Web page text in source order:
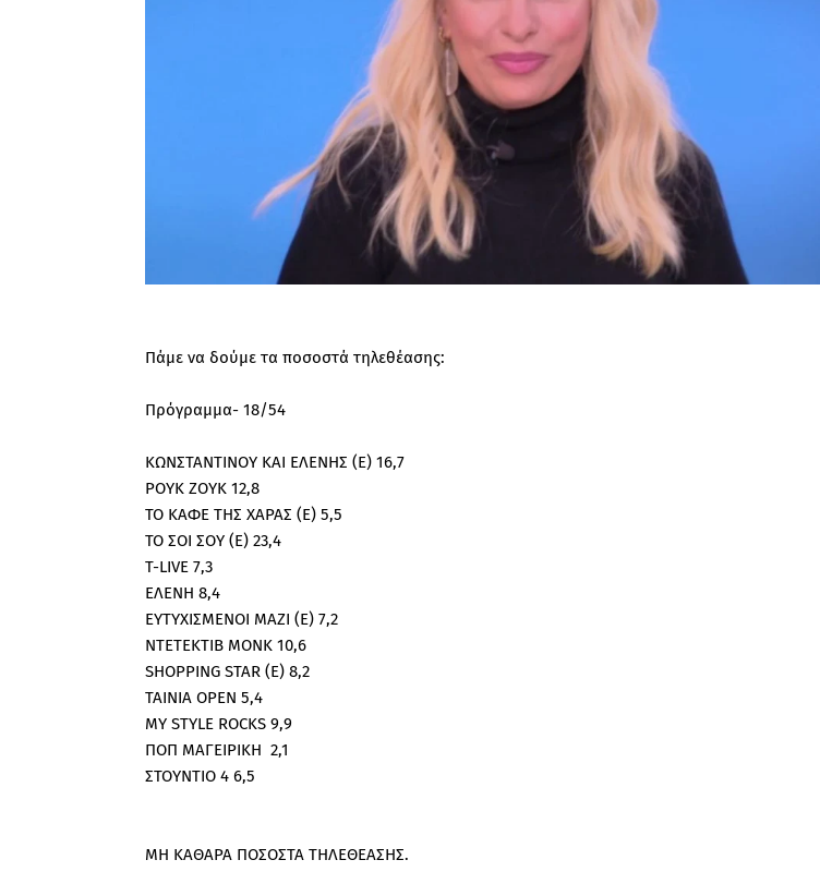
Πάμε να δούμε τα ποσοστά τηλεθέασης:
Πρόγραμμα- 18/54
ΚΩΝΣΤΑΝΤΙΝΟΥ ΚΑΙ ΕΛΕΝΗΣ (Ε) 16,7
ΡΟΥΚ ΖΟΥΚ 12,8
ΤΟ ΚΑΦΕ ΤΗΣ ΧΑΡΑΣ (Ε) 5,5
ΤΟ ΣΟΙ ΣΟΥ (Ε) 23,4
T-LIVE 7,3
ΕΛΕΝΗ 8,4
ΕΥΤΥΧΙΣΜΕΝΟΙ ΜΑΖΙ (Ε) 7,2
ΝΤΕΤΕΚΤΙΒ ΜΟΝΚ 10,6
SHOPPING STAR (E) 8,2
ΤΑΙΝΙΑ OPEN 5,4
MY STYLE ROCKS 9,9
ΠΟΠ ΜΑΓΕΙΡΙΚΗ 2,1
ΣΤΟΥΝΤΙΟ 4 6,5
ΜΗ ΚΑΘΑΡΑ ΠΟΣΟΣΤΑ ΤΗΛΕΘΕΑΣΗΣ.